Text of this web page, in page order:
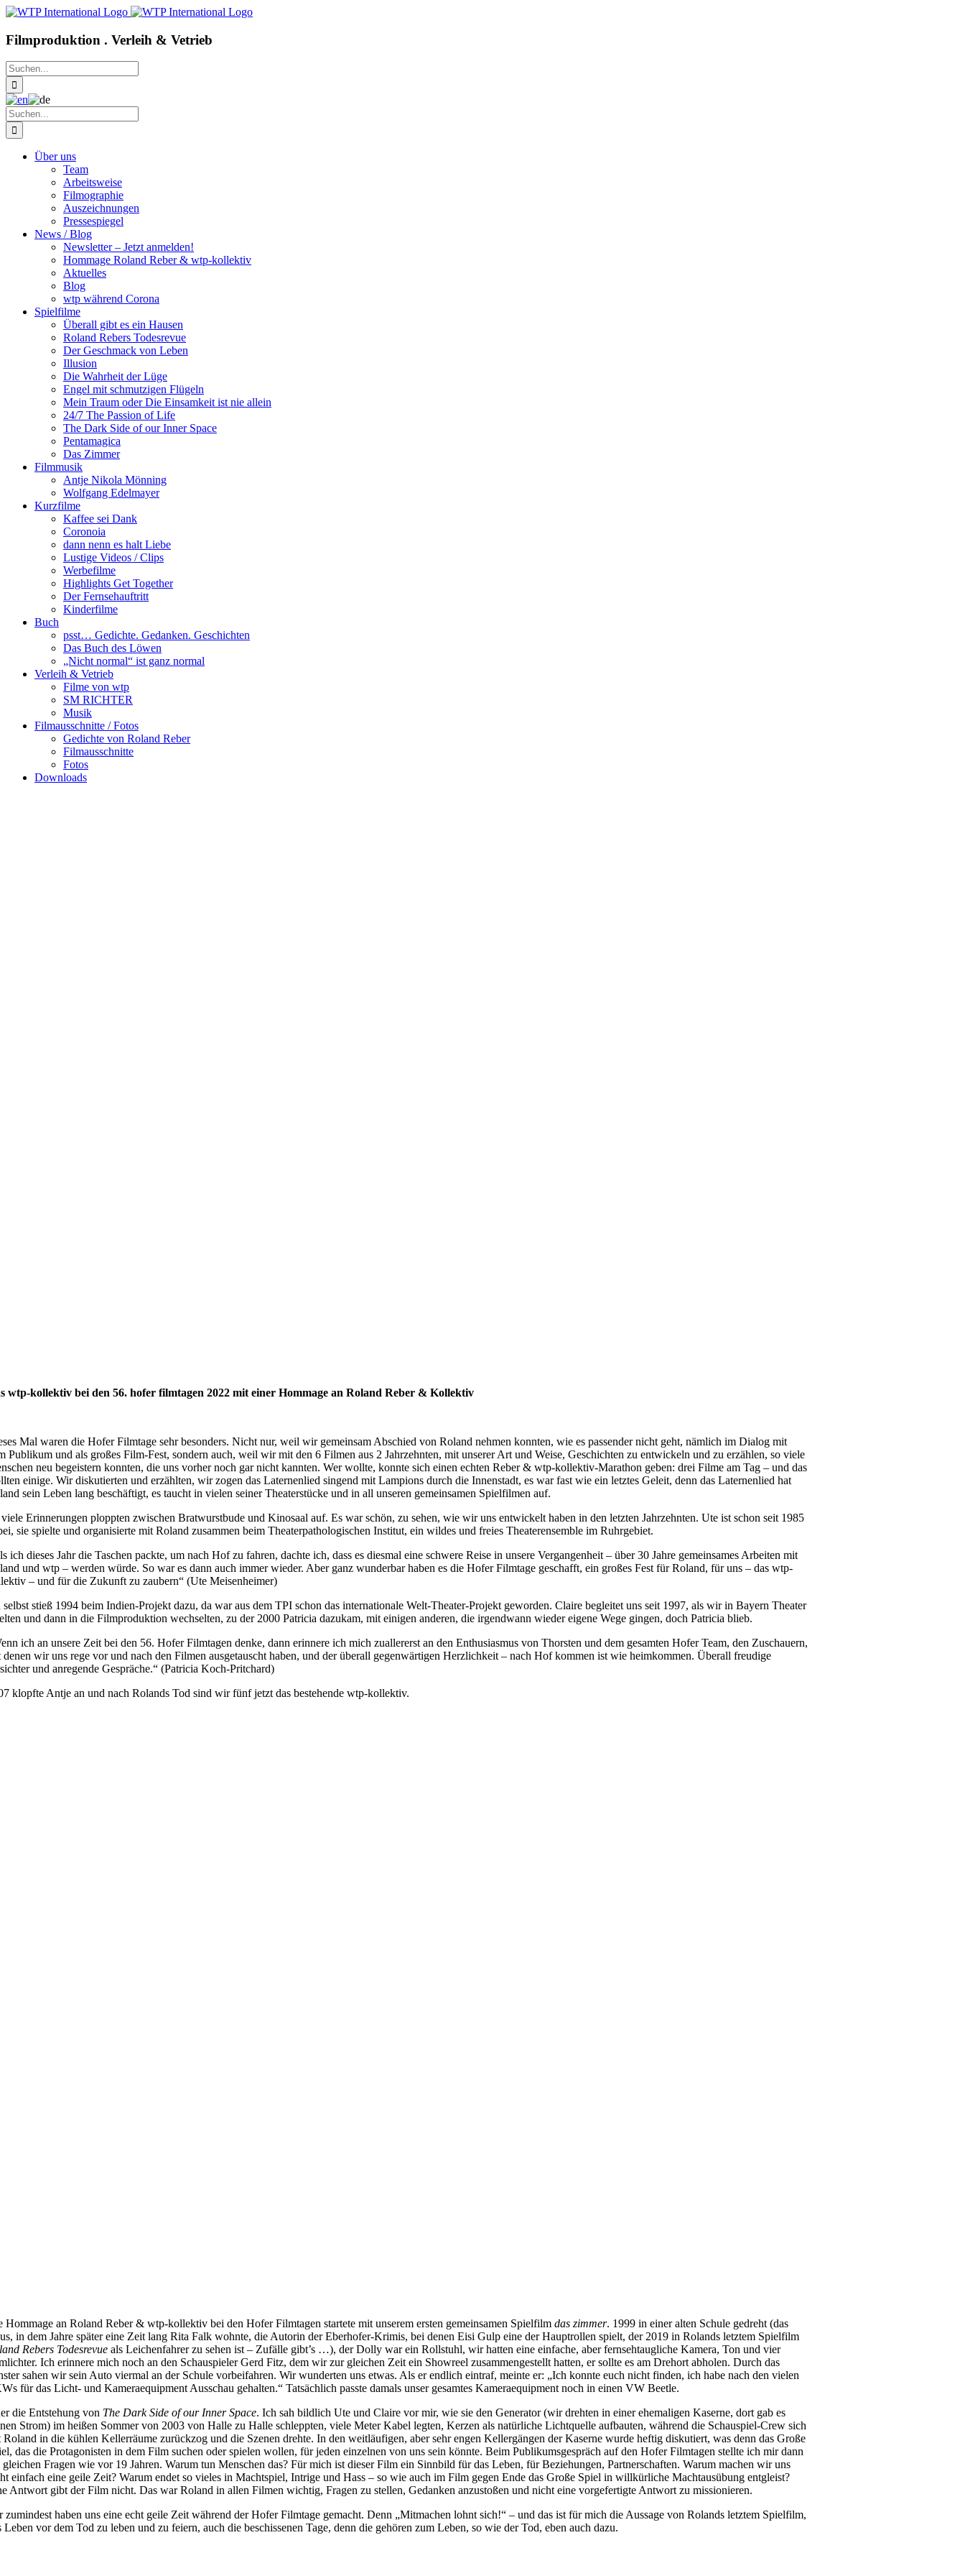
Zum
springen
Filmproduktion . Verleih & Vetrieb
Suche
nach:
Suche
nach:
Über uns
Team
Arbeitsweise
Filmographie
Auszeichnungen
Pressespiegel
News / Blog
Newsletter – Jetzt anmelden!
Hommage Roland Reber & wtp-kollektiv
Aktuelles
Blog
wtp während Corona
Spielfilme
Überall gibt es ein Hausen
Roland Rebers Todesrevue
Der Geschmack von Leben
Illusion
Die Wahrheit der Lüge
Engel mit schmutzigen Flügeln
Mein Traum oder Die Einsamkeit ist nie allein
24/7 The Passion of Life
The Dark Side of our Inner Space
Pentamagica
Das Zimmer
Filmmusik
Antje Nikola Mönning
Wolfgang Edelmayer
Kurzfilme
Kaffee sei Dank
Coronoia
dann nenn es halt Liebe
Lustige Videos / Clips
Werbefilme
Highlights Get Together
Der Fernsehauftritt
Kinderfilme
Buch
psst… Gedichte. Gedanken. Geschichten
Das Buch des Löwen
„Nicht normal“ ist ganz normal
Verleih & Vetrieb
Filme von wtp
SM RICHTER
Musik
Filmausschnitte / Fotos
Gedichte von Roland Reber
Filmausschnitte
Fotos
Downloads
wtp-kollektiv bei den 56. hofer filmtagen 2022 mit einer Hommage an Roland Reber & Kollektiv
Mal waren die Hofer Filmtage sehr besonders. Nicht nur, weil wir gemeinsam Abschied von Roland nehmen konnten, wie es passender nicht geht, nämlich im Dialog mit
Publikum und als großes Film-Fest, sondern auch, weil wir mit den 6 Filmen aus 2 Jahrzehnten, mit unserer Art und Weise, Geschichten zu entwickeln und zu erzählen, so viele
neu begeistern konnten, die uns vorher noch gar nicht kannten. Wer wollte, konnte sich einen echten Reber & wtp-kollektiv-Marathon geben: drei Filme am Tag – und das
einige. Wir diskutierten und erzählten, wir zogen das Laternenlied singend mit Lampions durch die Innenstadt, es war fast wie ein letztes Geleit, denn das Laternenlied hat
sein Leben lang beschäftigt, es taucht in vielen seiner Theaterstücke und in all unseren gemeinsamen Spielfilmen auf.
Erinnerungen ploppten zwischen Bratwurstbude und Kinosaal auf. Es war schön, zu sehen, wie wir uns entwickelt haben in den letzten Jahrzehnten. Ute ist schon seit 1985
sie spielte und organisierte mit Roland zusammen beim Theaterpathologischen Institut, ein wildes und freies Theaterensemble im Ruhrgebiet.
ich dieses Jahr die Taschen packte, um nach Hof zu fahren, dachte ich, dass es diesmal eine schwere Reise in unsere Vergangenheit – über 30 Jahre gemeinsames Arbeiten mit
und wtp – werden würde. So war es dann auch immer wieder. Aber ganz wunderbar haben es die Hofer Filmtage geschafft, ein großes Fest für Roland, für uns – das wtp-
– und für die Zukunft zu zaubern“ (Ute Meisenheimer)
selbst stieß 1994 beim Indien-Projekt dazu, da war aus dem TPI schon das internationale Welt-Theater-Projekt geworden. Claire begleitet uns seit 1997, als wir in Bayern Theater
und dann in die Filmproduktion wechselten, zu der 2000 Patricia dazukam, mit einigen anderen, die irgendwann wieder eigene Wege gingen, doch Patricia blieb.
ich an unsere Zeit bei den 56. Hofer Filmtagen denke, dann erinnere ich mich zuallererst an den Enthusiasmus von Thorsten und dem gesamten Hofer Team, den Zuschauern,
denen wir uns rege vor und nach den Filmen ausgetauscht haben, und der überall gegenwärtigen Herzlichkeit – nach Hof kommen ist wie heimkommen. Überall freudige
und anregende Gespräche.“ (Patricia Koch-Pritchard)
klopfte Antje an und nach Rolands Tod sind wir fünf jetzt das bestehende wtp-kollektiv.
Hommage an Roland Reber & wtp-kollektiv bei den Hofer Filmtagen startete mit unserem ersten gemeinsamen Spielfilmdas zimmer. 1999 in einer alten Schule gedreht (das
in dem Jahre später eine Zeit lang Rita Falk wohnte, die Autorin der Eberhofer-Krimis, bei denen Eisi Gulp eine der Hauptrollen spielt, der 2019 in Rolands letztem Spielfilm
Rebers Todesrevueals Leichenfahrer zu sehen ist – Zufälle gibt’s …), der Dolly war ein Rollstuhl, wir hatten eine einfache, aber fernsehtaugliche Kamera, Ton und vier
Ich erinnere mich noch an den Schauspieler Gerd Fitz, dem wir zur gleichen Zeit ein Showreel zusammengestellt hatten, er sollte es am Drehort abholen. Durch das
sahen wir sein Auto viermal an der Schule vorbeifahren. Wir wunderten uns etwas. Als er endlich eintraf, meinte er: „Ich konnte euch nicht finden, ich habe nach den vielen
für das Licht- und Kameraequipment Ausschau gehalten.“ Tatsächlich passte damals unser gesamtes Kameraequipment noch in einen VW Beetle.
die Entstehung von The Dark Side of our Inner Space. Ich sah bildlich Ute und Claire vor mir, wie sie den Generator (wir drehten in einer ehemaligen Kaserne, dort gab es
Strom) im heißen Sommer von 2003 von Halle zu Halle schleppten, viele Meter Kabel legten, Kerzen als natürliche Lichtquelle aufbauten, während die Schauspiel-Crew sich
Roland in die kühlen Kellerräume zurückzog und die Szenen drehte. In den weitläufigen, aber sehr engen Kellergängen der Kaserne wurde heftig diskutiert, was denn das Große
das die Protagonisten in dem Film suchen oder spielen wollen, für jeden einzelnen von uns sein könnte. Beim Publikumsgespräch auf den Hofer Filmtagen stellte ich mir dann
gleichen Fragen wie vor 19 Jahren. Warum tun Menschen das? Für mich ist dieser Film ein Sinnbild für das Leben, für Beziehungen, Partnerschaften. Warum machen wir uns
einfach eine geile Zeit? Warum endet so vieles in Machtspiel, Intrige und Hass – so wie auch im Film gegen Ende das Große Spiel in willkürliche Machtausübung entgleist?
Antwort gibt der Film nicht. Das war Roland in allen Filmen wichtig, Fragen zu stellen, Gedanken anzustoßen und nicht eine vorgefertigte Antwort zu missionieren.
zumindest haben uns eine echt geile Zeit während der Hofer Filmtage gemacht. Denn „Mitmachen lohnt sich!“ – und das ist für mich die Aussage von Rolands letztem Spielfilm,
Leben vor dem Tod zu leben und zu feiern, auch die beschissenen Tage, denn die gehören zum Leben, so wie der Tod, eben auch dazu.